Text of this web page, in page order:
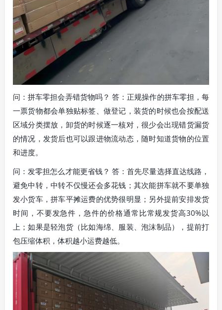
问：拼车零担会弄错货物吗？ 答：正规操作的拼车零担，每
一票货物都会单独贴标签、做登记，装货的时候也会按配送
区域分类摆放，卸货的时候逐一核对，很少会出现错货漏货
的情况，发货后也可以跟进物流动态，随时知道货物的位置
和进度。
问：发零担怎么才能更省钱？ 答：首先尽量选择直达线路，
避免中转，中转不仅慢还会多花钱；其次能拼车就不要单独
发小货车，拼车平摊运费的优势很明显；另外提前安排发货
时间，不要发急件，急件的价格通常比常规发货高30%以
上；如果是轻泡货（比如海绵、服装、泡沫制品），提前打
包压缩体积，体积越小运费越低。